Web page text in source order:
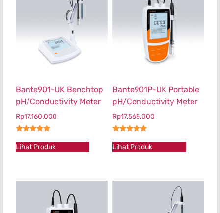
Bante901-UK Benchtop
pH/Conductivity Meter
Rp17.160.000
Lihat Produk
Bante901P-UK Portable
pH/Conductivity Meter
Rp17.565.000
Lihat Produk